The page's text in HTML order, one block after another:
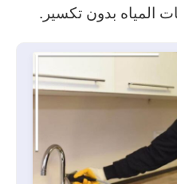
المياه بدون تكسير.